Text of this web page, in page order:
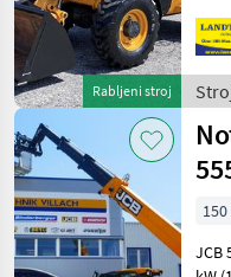
Rabljeni stroj
4, 4 l,
položajem,
o
JCB
JCB